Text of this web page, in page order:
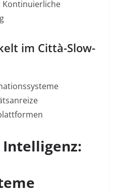
Kontinuierliche
im Città-Slow-